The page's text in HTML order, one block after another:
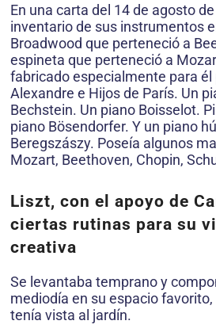
En una carta del 14 de agosto
inventario de sus instrumentos
Broadwood que perteneció a
espineta que perteneció a
fabricado especialmente para él
Alexandre e Hijos de París. Un
Bechstein. Un piano Boisselot.
piano Bösendorfer. Y un piano
Beregszászy. Poseía algunos
Mozart, Beethoven, Chopin,
Liszt, con el apoyo de
ciertas rutinas para su
creativa
Se levantaba temprano y
mediodía en su espacio favorito,
tenía vista al jardín.